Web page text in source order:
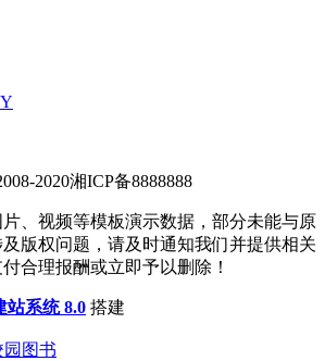
2020湘ICP备8888888
、视频等模板演示数据，部分未能与原
版权问题，请及时通知我们并提供相关
合理报酬或立即予以删除！
站系统 8.0 搭建
园图书